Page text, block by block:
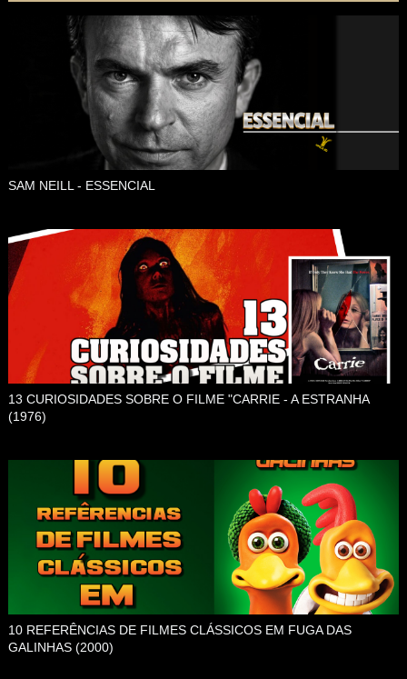
SAM NEILL - ESSENCIAL
13 CURIOSIDADES SOBRE O FILME "CARRIE - A ESTRANHA
(1976)
10 REFERÊNCIAS DE FILMES CLÁSSICOS EM FUGA DAS
GALINHAS (2000)